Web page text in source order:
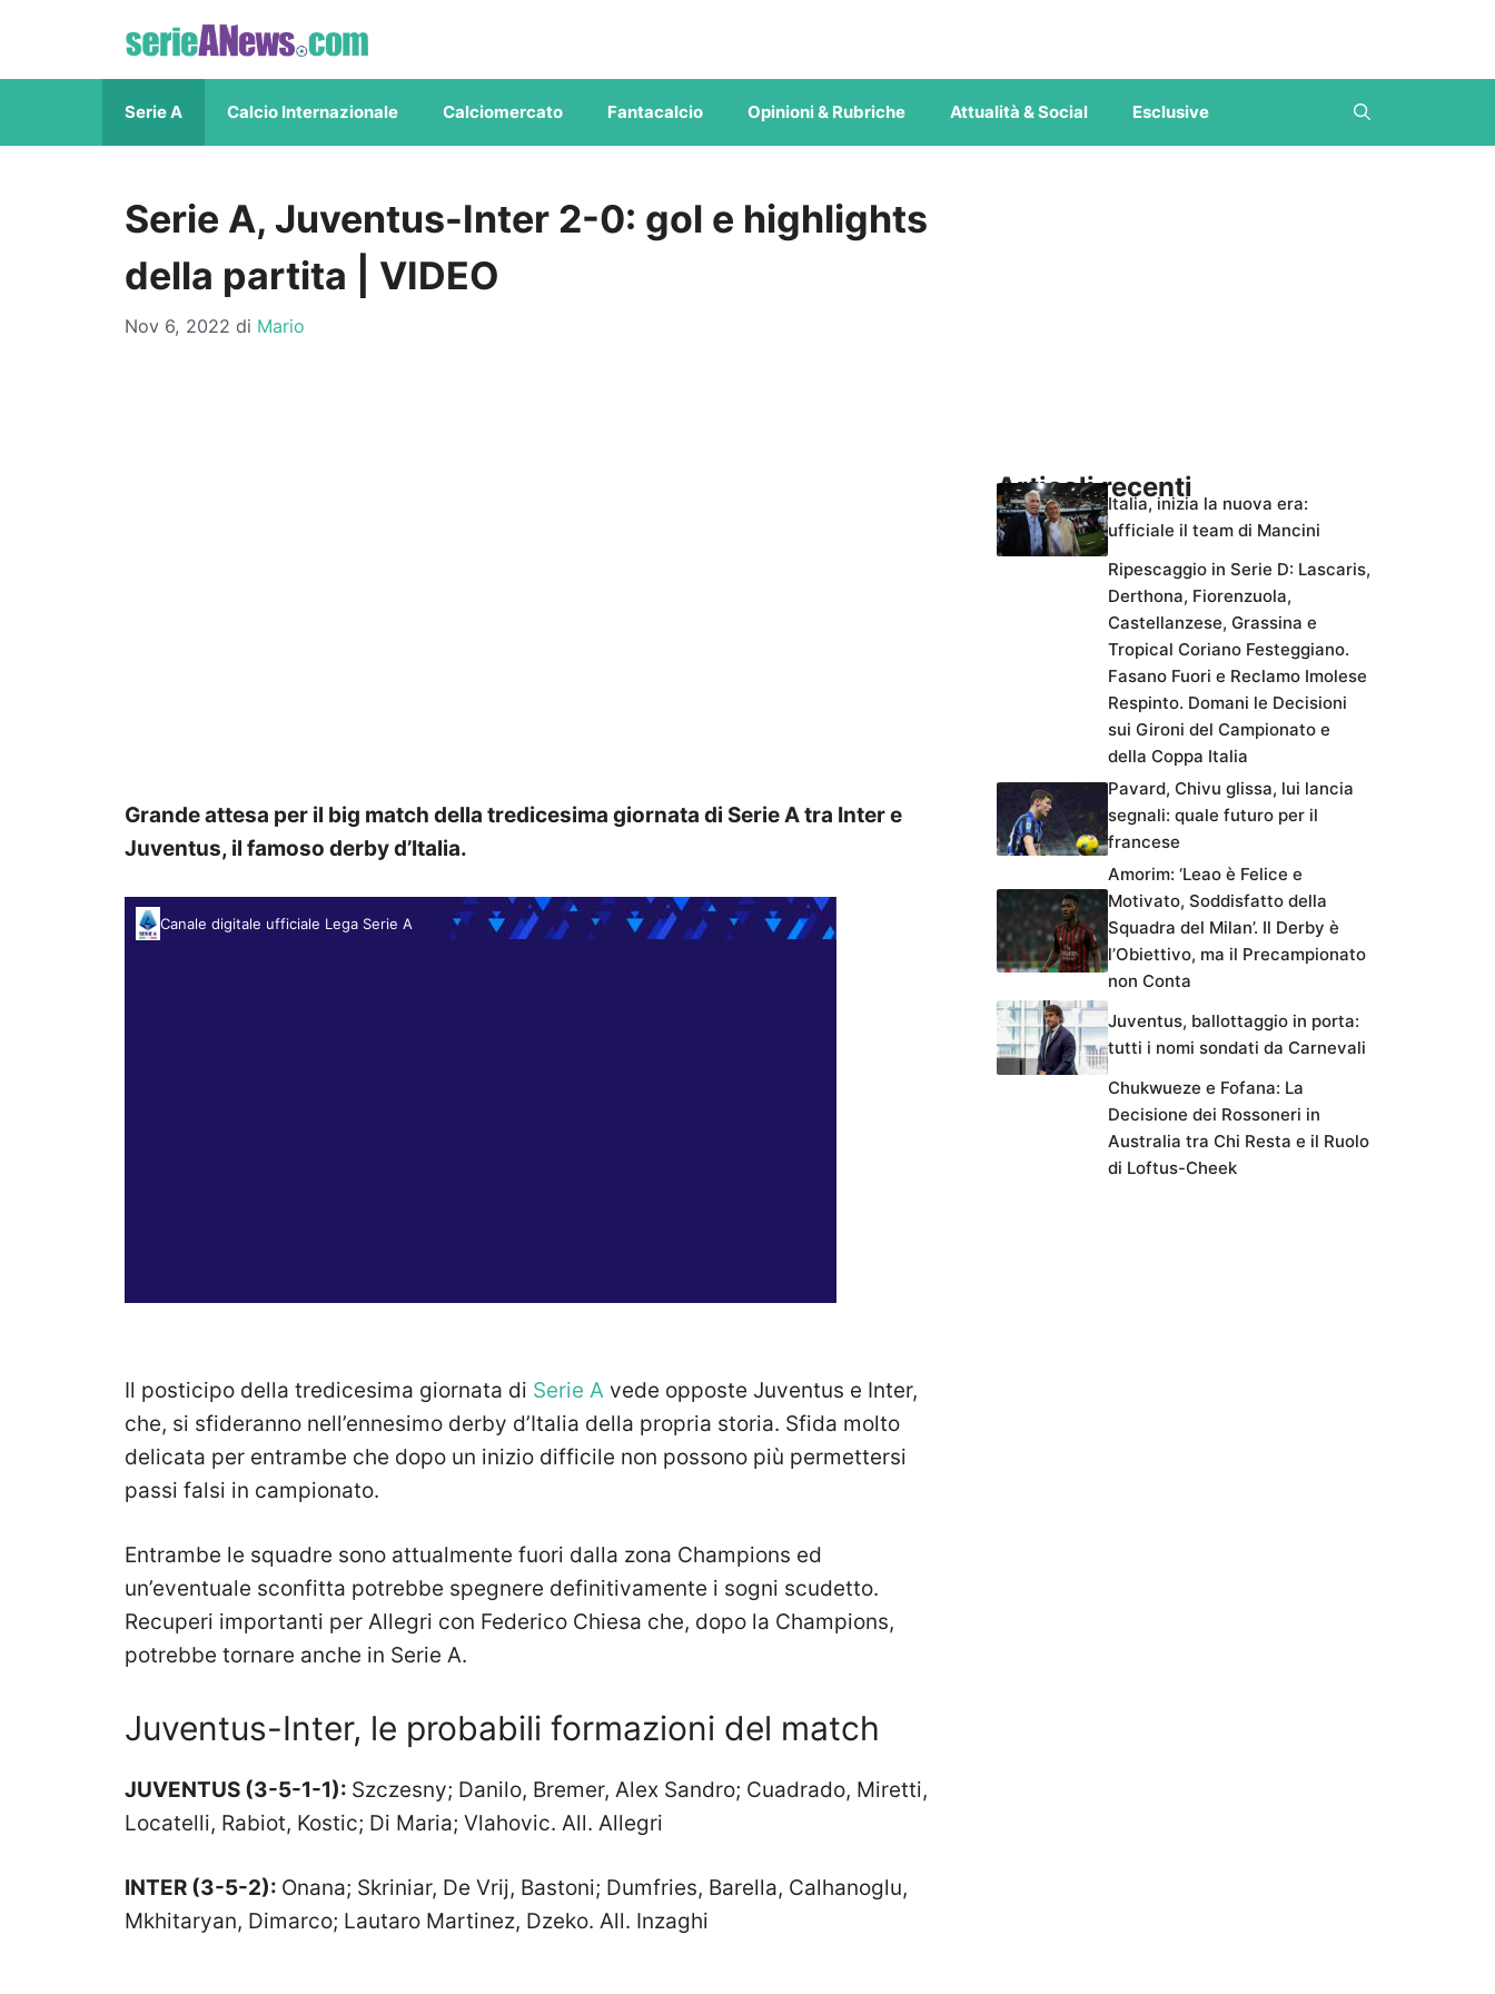
contenuto
Serie A Calcio Internazionale Calciomercato Fantacalcio Opinioni & Rubriche Attualità & Social Esclusive
Serie A, Juventus-Inter 2-0: gol e highlights
della partita | VIDEO
Nov 6, 2022 di Mario
Grande attesa per il big match della tredicesima giornata di Serie A tra Inter e
Juventus, il famoso derby d’Italia.
Canale digitale ufficiale Lega Serie A
Il posticipo della tredicesima giornata di Serie A vede opposte Juventus e Inter,
che, si sfideranno nell’ennesimo derby d’Italia della propria storia. Sfida molto
delicata per entrambe che dopo un inizio difficile non possono più permettersi
passi falsi in campionato.
Entrambe le squadre sono attualmente fuori dalla zona Champions ed
un’eventuale sconfitta potrebbe spegnere definitivamente i sogni scudetto.
Recuperi importanti per Allegri con Federico Chiesa che, dopo la Champions,
potrebbe tornare anche in Serie A.
Juventus-Inter, le probabili formazioni del match
JUVENTUS (3-5-1-1): Szczesny; Danilo, Bremer, Alex Sandro; Cuadrado, Miretti,
Locatelli, Rabiot, Kostic; Di Maria; Vlahovic. All. Allegri
INTER (3-5-2): Onana; Skriniar, De Vrij, Bastoni; Dumfries, Barella, Calhanoglu,
Mkhitaryan, Dimarco; Lautaro Martinez, Dzeko. All. Inzaghi
Articoli recenti
Italia, inizia la nuova era:
ufficiale il team di Mancini
Ripescaggio in Serie D: Lascaris,
Derthona, Fiorenzuola,
Castellanzese, Grassina e
Tropical Coriano Festeggiano.
Fasano Fuori e Reclamo Imolese
Respinto. Domani le Decisioni
sui Gironi del Campionato e
della Coppa Italia
Pavard, Chivu glissa, lui lancia
segnali: quale futuro per il
francese
Amorim: ‘Leao è Felice e
Motivato, Soddisfatto della
Squadra del Milan’. Il Derby è
l’Obiettivo, ma il Precampionato
non Conta
Juventus, ballottaggio in porta:
tutti i nomi sondati da Carnevali
Chukwueze e Fofana: La
Decisione dei Rossoneri in
Australia tra Chi Resta e il Ruolo
di Loftus-Cheek